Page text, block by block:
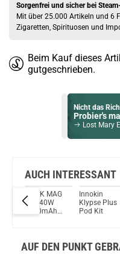
Sorgenfrei und sicher bei
Mit über 25.000 Artikeln und 6
Zigaretten, Spirituosen und
Beim Kauf dieses
gutgeschrieben.
Nicht das
Probier's
Lost Mary E-
SMOK Novo Pro
Du willst
Schau mal
Vsticking VIY
AUCH INTERESSANT
SMOK MAG
3ml 40W
1300mAh
Innokin
Klypse Plus
Pod Kit
AUF DEN PUNKT